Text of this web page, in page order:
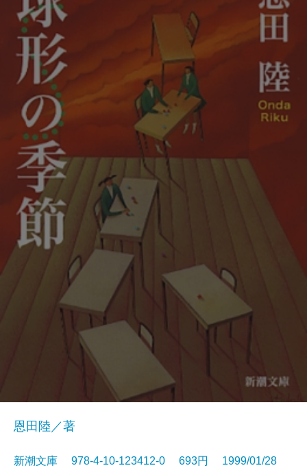
恩田陸／著
新潮文庫 978-4-10-123412-0 693円 1999/01/28